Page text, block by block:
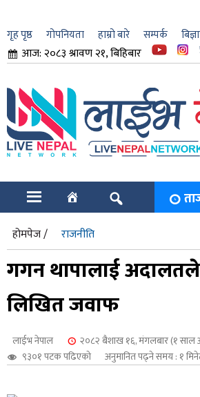
गृह पृष्ठ गोपनियता हाम्रो बारे सम्पर्क
आज: २०८३ श्रावण २१, बिहिबार
होमपेज / राजनीति
गगन थापालाई अदालतले
लिखित जवाफ
लाईभ नेपाल
२०८२ बैशाख १६, मंगलबार (१ साल
९३०१ पटक पढिएको
अनुमानित पढ्ने समय : १